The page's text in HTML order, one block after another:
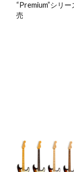
“Premium”シリ
売